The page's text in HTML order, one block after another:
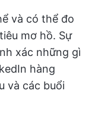
và có thể đo
mơ hồ. Sự
xác những gì
hàng
và các buổi